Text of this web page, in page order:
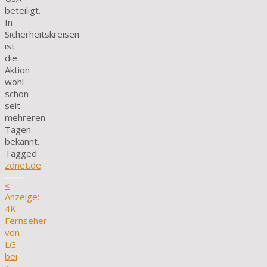
beteiligt.
In
Sicherheitskreisen
ist
die
Aktion
wohl
schon
seit
mehreren
Tagen
bekannt.
Tagged
zdnet.de.
«
Anzeige:
4K-
Fernseher
von
LG
bei